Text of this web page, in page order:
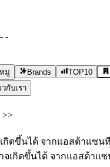
-
มู่ Brands TOP10
วกับเรา
>>
กิดขึ้นได้ จากแอสต้าแซน